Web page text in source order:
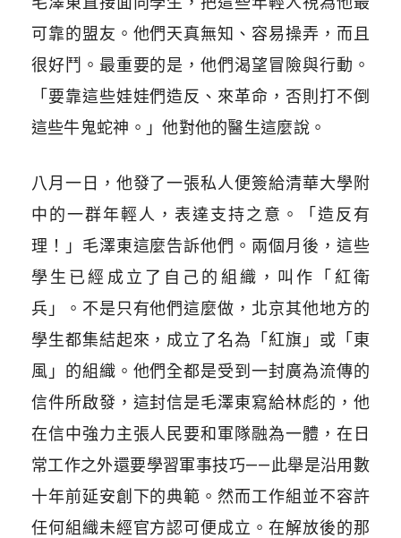
可靠的盟友。他們天真無知、容易操弄，而且
很好鬥。最重要的是，他們渴望冒險與行動。
「要靠這些娃娃們造反、來革命，否則打不倒
這些牛鬼蛇神。」他對他的醫生這麼說。
八月一日，他發了一張私人便簽給清華大學附
中的一群年輕人，表達支持之意。「造反有
理！」毛澤東這麼告訴他們。兩個月後，這些
學生已經成立了自己的組織，叫作「紅衛
兵」。不是只有他們這麼做，北京其他地方的
學生都集結起來，成立了名為「紅旗」或「東
風」的組織。他們全都是受到一封廣為流傳的
信件所啟發，這封信是毛澤東寫給林彪的，他
在信中強力主張人民要和軍隊融為一體，在日
常工作之外還要學習軍事技巧——此舉是沿用數
十年前延安創下的典範。然而工作組並不容許
任何組織未經官方認可便成立。在解放後的那